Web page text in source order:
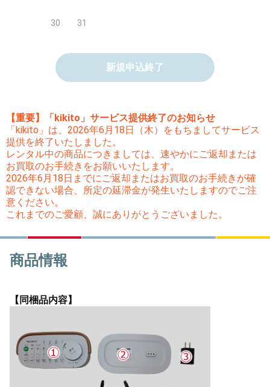
30 31
新規申込終了
【重要】「kikito」サービス提供終了のお知らせ
「kikito」は、2026年6月18日（木）をもちましてサービス
提供を終了いたしました。
レンタル中の商品につきましては、速やかにご返却または
お買取のお手続きをお願いいたします。
2026年6月18日までにご返却またはお買取のお手続きが確
認できない場合、所定の延滞金が発生いたしますのでご注
意ください。
これまでのご愛顧、誠にありがとうございました。
商品情報
【同梱品内容】